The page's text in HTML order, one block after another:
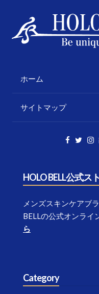
content
ホーム
サイトマップ
HOLO BELL公式ス
メンズスキンケアブ
BELLの公式オンライ
ら
Category